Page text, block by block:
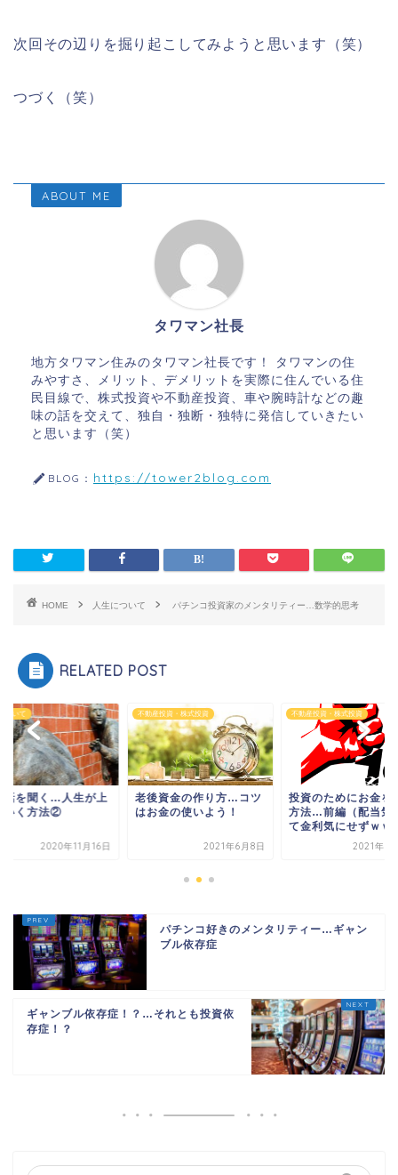
次回その辺りを掘り起こしてみようと思います（笑）
つづく（笑）
ABOUT ME
タワマン社長
地方タワマン住みのタワマン社長です！ タワマンの住
みやすさ、メリット、デメリットを実際に住んでいる住
民目線で、株式投資や不動産投資、車や腕時計などの趣
味の話を交えて、独自・独断・独特に発信していきたい
と思います（笑）
BLOG： https://tower2blog.com
HOME 人生について パチンコ投資家のメンタリティー…数学的思考
RELATED POST
ついて
話を聞く…人生が上
いく方法②
2020年11月16日
不動産投資・株式投資
老後資金の作り方…コツ
はお金の使いよう！
2021年6月8日
不動産投資・株式投資
投資のためにお金を
方法…前編（配当気
て金利気にせずｗｗ
2021年6
パチンコ好きのメンタリティー…ギャン
ブル依存症
ギャンブル依存症！？…それとも投資依
存症！？